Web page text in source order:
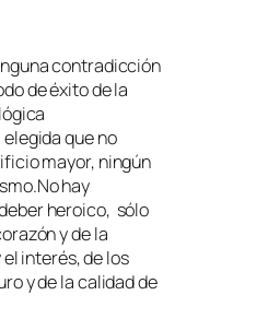
contradicción
de éxito de la
que no
mayor, ningún
hay
heroico, sólo
y de la
interés, de los
y de la calidad de